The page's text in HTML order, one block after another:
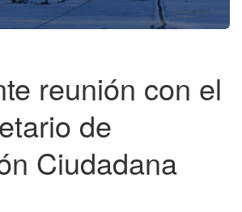
reunión con el
de
Ciudadana